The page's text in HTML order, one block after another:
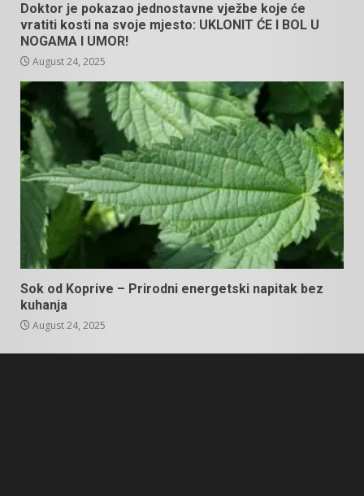
Doktor je pokazao jednostavne vježbe koje će
vratiti kosti na svoje mjesto: UKLONIT ĆE I BOL U
NOGAMA I UMOR!
August 24, 2025
Sok od Koprive – Prirodni energetski napitak bez
kuhanja
August 24, 2025